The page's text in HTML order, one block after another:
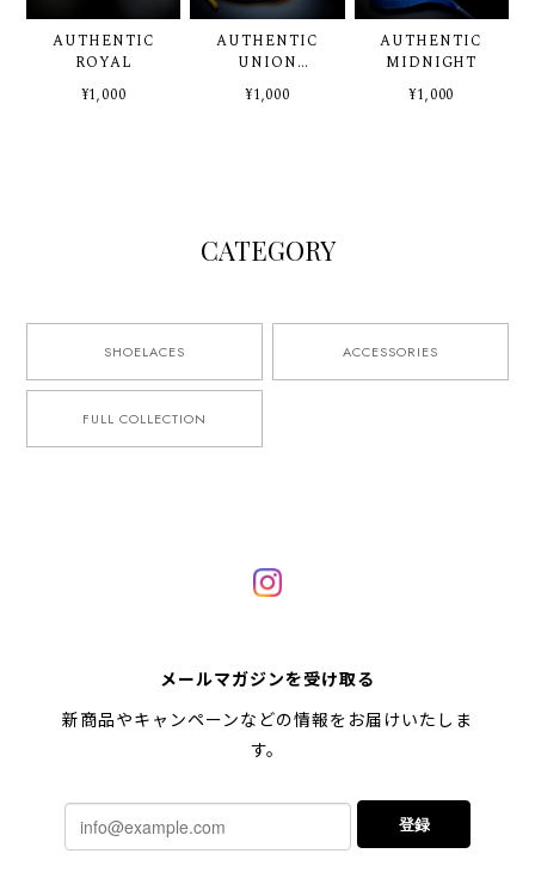
AUTHENTIC
ROYAL
¥1,000
AUTHENTIC
UNION
YELLOW
¥1,000
AUTHENTIC
MIDNIGHT
¥1,000
CATEGORY
SHOELACES ACCESSORIES
FULL COLLECTION
メールマガジンを受け取る
新商品やキャンペーンなどの情報をお届けいたしま
す。
登録